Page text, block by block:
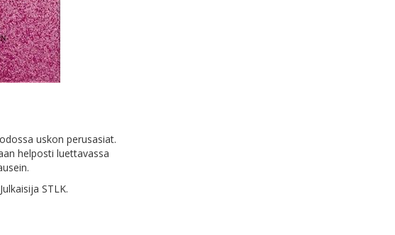
uskon perusasiat.
helposti luettavassa
STLK.